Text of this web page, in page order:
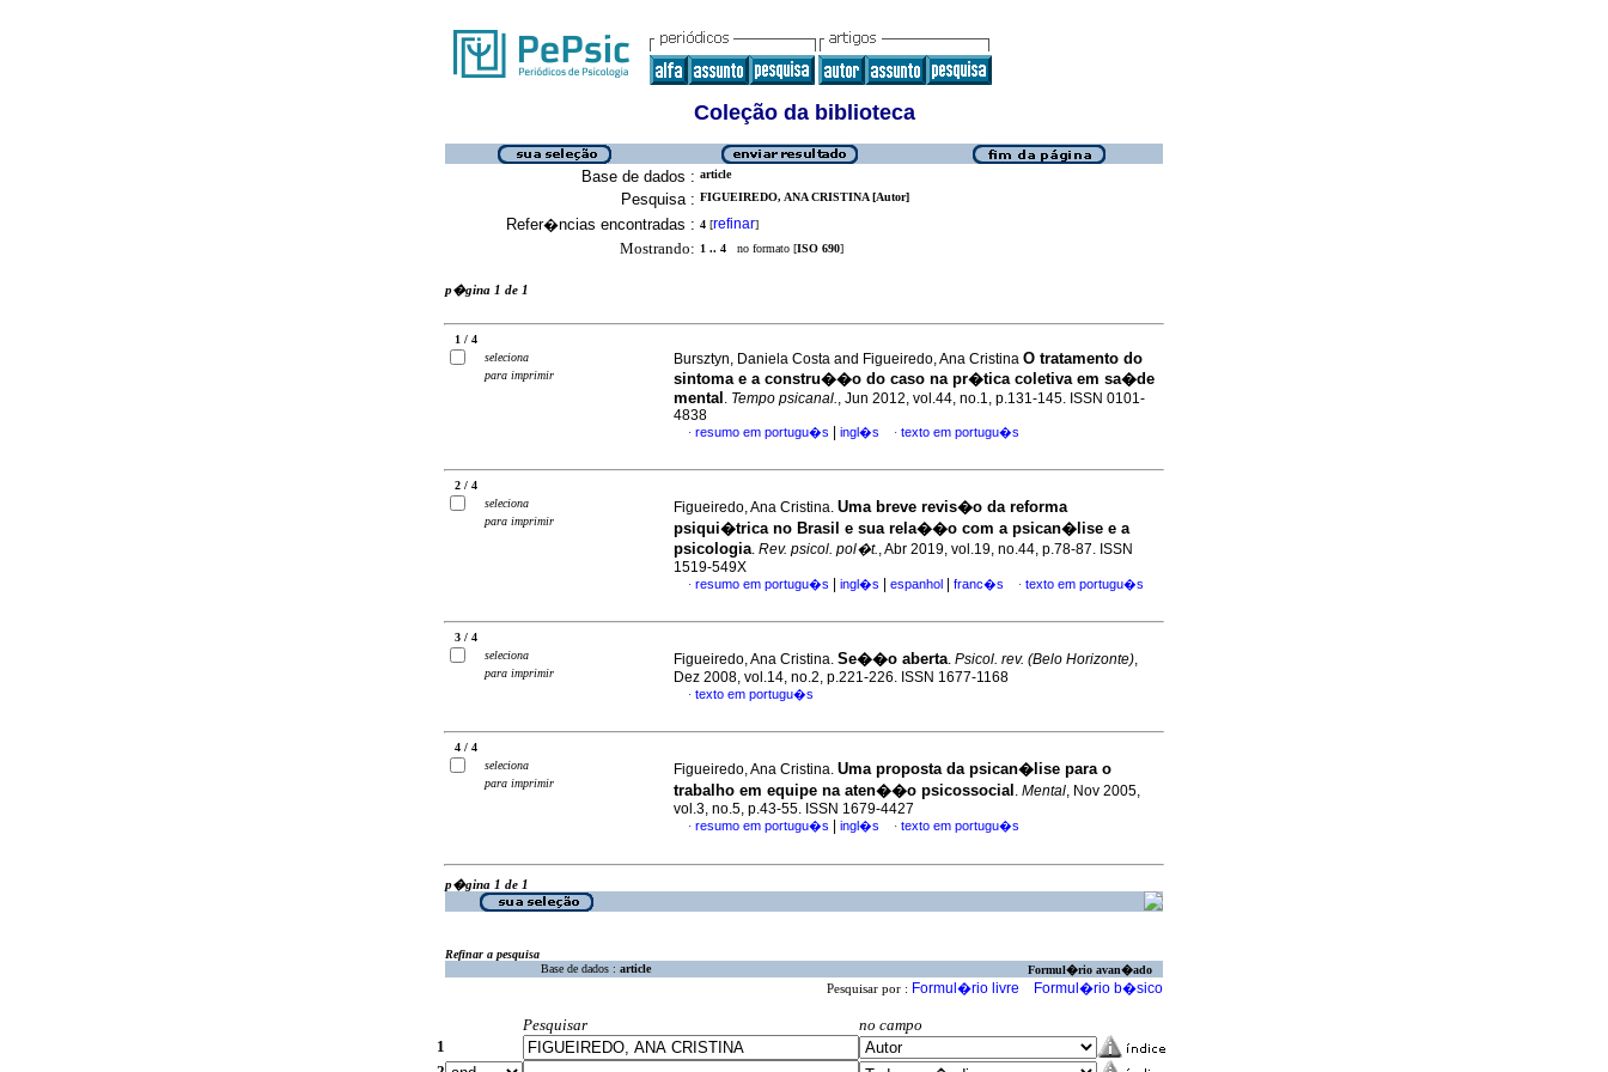
Coleção da biblioteca
Base de dados : article
Pesquisa : FIGUEIREDO, ANA CRISTINA [Autor]
Refer�ncias encontradas : 4 [refinar]
Mostrando: 1 .. 4 no formato [ISO 690]
p�gina 1 de 1
1 / 4
seleciona
para imprimir
Bursztyn, Daniela Costa and Figueiredo, Ana Cristina O tratamento do
sintoma e a constru��o do caso na pr�tica coletiva em sa�de
mental . Tempo psicanal., Jun 2012, vol.44, no.1, p.131-145. ISSN 0101-
4838
· resumo em portugu�s ingl�s · texto em portugu�s
2 / 4
seleciona
para imprimir
Figueiredo, Ana Cristina. Uma breve revis�o da reforma
psiqui�trica no Brasil e sua rela��o com a psican�lise e a
psicologia. Rev. psicol. pol�t., Abr 2019, vol.19, no.44, p.78-87. ISSN
1519-549X
· resumo em portugu�s ingl�s espanhol franc�s · texto em portugu�s
3 / 4
seleciona
para imprimir
Figueiredo, Ana Cristina. Se��o aberta. Psicol. rev. (Belo Horizonte),
Dez 2008, vol.14, no.2, p.221-226. ISSN 1677-1168
· texto em portugu�s
4 / 4
seleciona
para imprimir
Figueiredo, Ana Cristina. Uma proposta da psican�lise para o
trabalho em equipe na aten��o psicossocial . Mental, Nov 2005,
vol.3, no.5, p.43-55. ISSN 1679-4427
· resumo em portugu�s ingl�s · texto em portugu�s
p�gina 1 de 1
Refinar a pesquisa
Base de dados : article Formul�rio avan�ado
Pesquisar por : Formul�rio livre Formul�rio b�sico
Pesquisar
no campo
1